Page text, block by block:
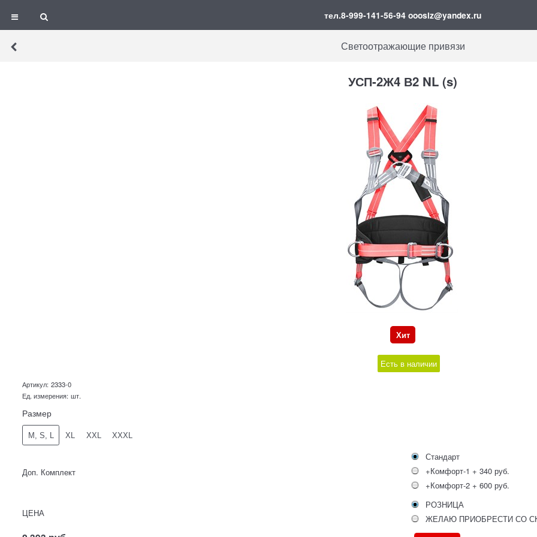
тел.8-999-141-56-94 ooosiz@yandex.ru
Светоотражающие привязи
УСП-2Ж4 В2 NL (s)
Хит
Есть в наличии
Артикул: 2333-0
Ед. измерения: шт.
Размер
M, S, L XL XXL XXXL
Доп. Комплект
Стандарт
+Комфорт-1 + 340 руб.
+Комфорт-2 + 600 руб.
ЦЕНА
РОЗНИЦА
ЖЕЛАЮ ПРИОБРЕСТИ СО